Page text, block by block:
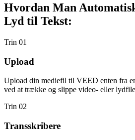
Hvordan Man
Lyd til Tekst:
Trin 01
Upload
Upload din mediefil til VEED enten fra
ved at trække og slippe video- eller
Trin 02
Transskribere